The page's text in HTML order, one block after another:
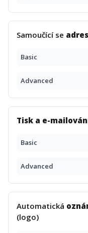
Samoučící se
Basic
Advanced
Tisk a e-
Basic
Advanced
Automatická
(logo)